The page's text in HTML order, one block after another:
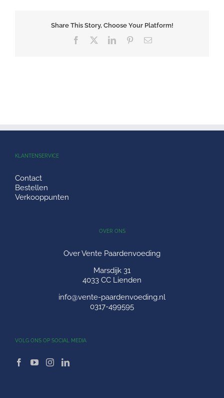
Share This Story, Choose Your Platform!
Facebook LinkedInPinterest
E-
KLANTENSERVICE
Contact
Bestellen
Verkooppunten
OVER ONS
Over Vente Paardenvoeding
Marsdijk 31
4033 CC Lienden
info@vente-paardenvoeding.nl
0317-499595
VOLG ONS OP SOCIAL MEDIA